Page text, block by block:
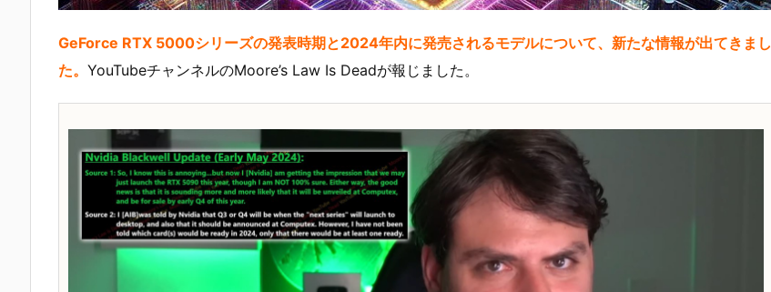
GeForce RTX 5000シリーズの発表時期と2024年内に発売されるモデルについて、新たな情報が出てきまし
た。 YouTubeチャンネルのMoore’s Law Is Deadが報じました。